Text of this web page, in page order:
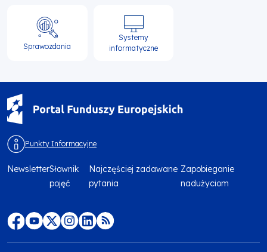
Sprawozdania
Systemy
informatyczne
Punkty Informacyjne
Menu
top
NewsletterSłownik
pojęć
Najczęściej zadawane
pytania
Zapobieganie
nadużyciom